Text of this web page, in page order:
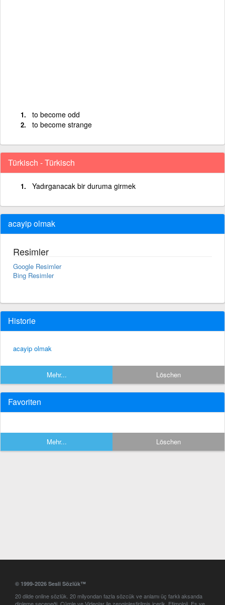
to become odd
to become strange
Türkisch - Türkisch
Yadırganacak bir duruma girmek
acayip olmak
Resimler
Google Resimler
Bing Resimler
Historie
acayip olmak
Mehr... Löschen
Favoriten
Mehr... Löschen
© 1999-2026 Sesli Sözlük™
20 dilde online sözlük. 20 milyondan fazla sözcük ve anlamı üç farklı aksanda